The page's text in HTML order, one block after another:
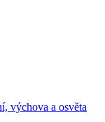
výchova a osvěta